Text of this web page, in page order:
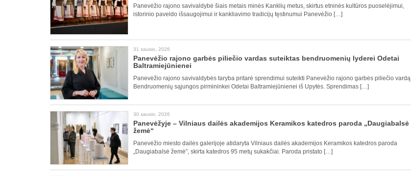
Panevėžio rajono savivaldybė šiais metais minės Kanklių metus, skirtus etninės kultūros puoselėjimui,
istorinio paveldo išsaugojimui ir kankliavimo tradicijų tęstinumui Panevėžio […]
31 sausio, 2026
Panevėžio rajono garbės piliečio vardas suteiktas bendruomenių lyderei Odetai
Baltramiejūnienei
Panevėžio rajono savivaldybės taryba pritarė sprendimui suteikti Panevėžio rajono garbės piliečio vardą
Bendruomenių sąjungos pirmininkei Odetai Baltramiejūnienei iš Upytės. Sprendimas […]
30 sausio, 2026
Panevėžyje – Vilniaus dailės akademijos Keramikos katedros paroda „Daugiabalsė
žemė“
Panevėžio miesto dailės galerijoje atidaryta Vilniaus dailės akademijos Keramikos katedros paroda
„Daugiabalsė žemė”, skirta katedros 95 metų sukakčiai. Paroda pristato […]